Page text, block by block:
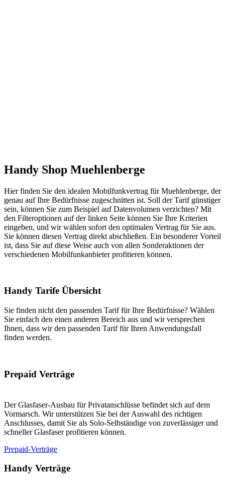
Handy Shop Muehlenberge
Hier finden Sie den idealen Mobilfunkvertrag für Muehlenberge, der
genau auf Ihre Bedürfnisse zugeschnitten ist. Soll der Tarif günstiger
sein, können Sie zum Beispiel auf Datenvolumen verzichten? Mit
den Filteroptionen auf der linken Seite können Sie Ihre Kriterien
eingeben, und wir wählen sofort den optimalen Vertrag für Sie aus.
Sie können diesen Vertrag direkt abschließen. Ein besonderer Vorteil
ist, dass Sie auf diese Weise auch von allen Sonderaktionen der
verschiedenen Mobilfunkanbieter profitieren können.
Handy Tarife Übersicht
Sie finden nicht den passenden Tarif für Ihre Bedürfnisse? Wählen
Sie einfach den einen anderen Bereich aus und wir versprechen
Ihnen, dass wir den passenden Tarif für Ihren Anwendungsfall
finden werden.
Prepaid Verträge
Der Glasfaser-Ausbau für Privatanschlüsse befindet sich auf dem
Vormarsch. Wir unterstützen Sie bei der Auswahl des richtigen
Anschlusses, damit Sie als Solo-Selbständige von zuverlässiger und
schneller Glasfaser profitieren können.
Prepaid-Verträge
Handy Verträge